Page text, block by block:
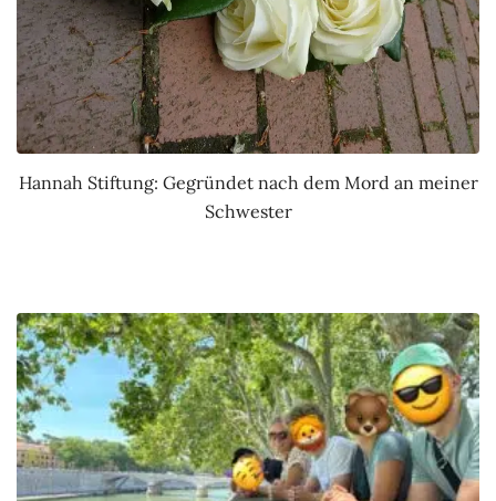
Hannah Stiftung: Gegründet nach dem Mord an meiner
Schwester